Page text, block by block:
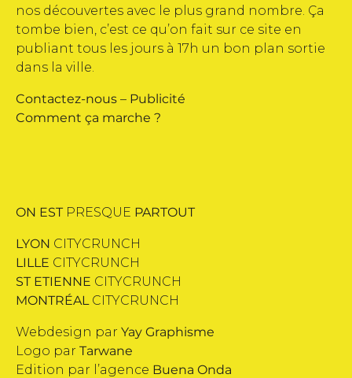
nos découvertes avec le plus grand nombre. Ça
tombe bien, c’est ce qu’on fait sur ce site en
publiant tous les jours à 17h un bon plan sortie
dans la ville.
Contactez-nous – Publicité
Comment ça marche ?
ON EST PRESQUE PARTOUT
LYON CITYCRUNCH
LILLE CITYCRUNCH
ST ETIENNE CITYCRUNCH
MONTRÉAL CITYCRUNCH
Webdesign par Yay Graphisme
Logo par Tarwane
Edition par l’agence Buena Onda